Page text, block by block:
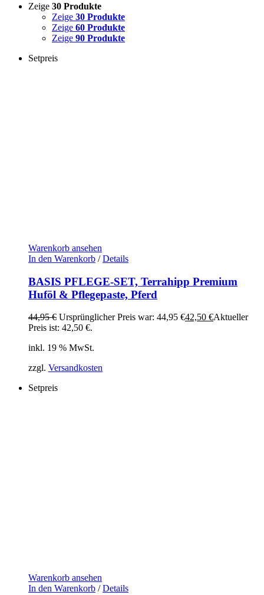
Zeige 30 Produkte
Zeige 30 Produkte
Zeige 60 Produkte
Zeige 90 Produkte
Setpreis
Warenkorb ansehen
In den Warenkorb / Details
BASIS PFLEGE-SET, Terrahipp Premium
Huföl & Pflegepaste, Pferd
44,95€ Ursprünglicher Preis war: 44,95 €42,50 €Aktueller
Preis ist: 42,50 €.
inkl. 19 % MwSt.
zzgl. Versandkosten
Setpreis
Warenkorb ansehen
In den Warenkorb / Details